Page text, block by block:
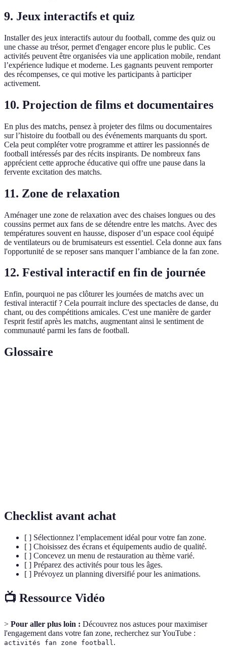
9. Jeux interactifs et quiz
Installer des jeux interactifs autour du football, comme des quiz ou
une chasse au trésor, permet d'engager encore plus le public. Ces
activités peuvent être organisées via une application mobile, rendant
l’expérience ludique et moderne. Les gagnants peuvent remporter
des récompenses, ce qui motive les participants à participer
activement.
10. Projection de films et documentaires
En plus des matchs, pensez à projeter des films ou documentaires
sur l’histoire du football ou des événements marquants du sport.
Cela peut compléter votre programme et attirer les passionnés de
football intéressés par des récits inspirants. De nombreux fans
apprécient cette approche éducative qui offre une pause dans la
fervente excitation des matchs.
11. Zone de relaxation
Aménager une zone de relaxation avec des chaises longues ou des
coussins permet aux fans de se détendre entre les matchs. Avec des
températures souvent en hausse, disposer d’un espace cool équipé
de ventilateurs ou de brumisateurs est essentiel. Cela donne aux fans
l'opportunité de se reposer sans manquer l’ambiance de la fan zone.
12. Festival interactif en fin de journée
Enfin, pourquoi ne pas clôturer les journées de matchs avec un
festival interactif ? Cela pourrait inclure des spectacles de danse, du
chant, ou des compétitions amicales. C'est une manière de garder
l'esprit festif après les matchs, augmentant ainsi le sentiment de
communauté parmi les fans de football.
Glossaire
Checklist avant achat
[ ] Sélectionnez l’emplacement idéal pour votre fan zone.
[ ] Choisissez des écrans et équipements audio de qualité.
[ ] Concevez un menu de restauration au thème varié.
[ ] Préparez des activités pour tous les âges.
[ ] Prévoyez un planning diversifié pour les animations.
📺 Ressource Vidéo
> Pour aller plus loin : Découvrez nos astuces pour maximiser
l'engagement dans votre fan zone, recherchez sur YouTube :
activités fan zone football .